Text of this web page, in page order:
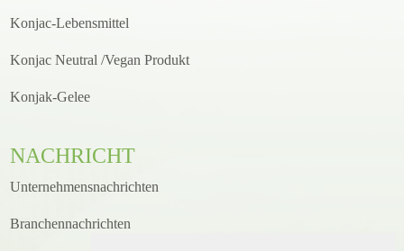
Konjac-Lebensmittel
Konjac Neutral /Vegan Produkt
Konjak-Gelee
NACHRICHT
Unternehmensnachrichten
Branchennachrichten